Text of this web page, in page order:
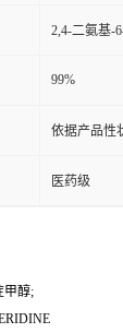
2,4-二氨基-
99%
依据产品性
医药级
甲醇;